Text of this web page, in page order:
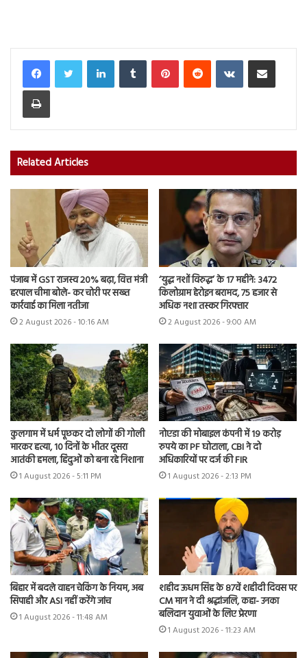
LinkedInTumblr PinterestReddit VKontakteShare via Email
Print
Related Articles
पंजाब में GST राजस्व 20% बढ़ा, वित्त मंत्री
हरपाल चीमा बोले- कर चोरी पर सख्त
कार्रवाई का मिला नतीजा
2 August 2026 - 10:16 AM
‘युद्ध नशों विरुद्ध’ के 17 महीने: 3472
किलोग्राम हेरोइन बरामद, 75 हजार से
अधिक नशा तस्कर गिरफ्तार
2 August 2026 - 9:00 AM
कुलगाम में धर्म पूछकर दो लोगों की गोली
मारकर हत्या, 10 दिनों के भीतर दूसरा
आतंकी हमला, हिंदुओं को बना रहे निशाना
1 August 2026 - 5:11 PM
नोएडा की मोबाइल कंपनी में 19 करोड़
रुपये का PF घोटाला, CBI ने दो
अधिकारियों पर दर्ज की FIR
1 August 2026 - 2:13 PM
बिहार में बदले वाहन चेकिंग के नियम, अब
सिपाही और ASI नहीं करेंगे जांच
1 August 2026 - 11:48 AM
शहीद ऊधम सिंह के 87वें शहीदी दिवस पर
CM मान ने दी श्रद्धांजलि, कहा- उनका
बलिदान युवाओं के लिए प्रेरणा
1 August 2026 - 11:23 AM